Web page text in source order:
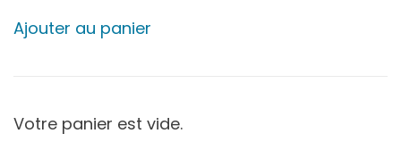
Ajouter au panier
Votre panier est vide.